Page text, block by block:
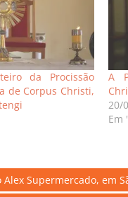
da Procissão
de Corpus Christi,
A
20/
Alex Supermercado, em